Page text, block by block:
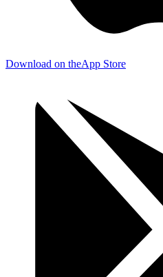
Download on theApp Store